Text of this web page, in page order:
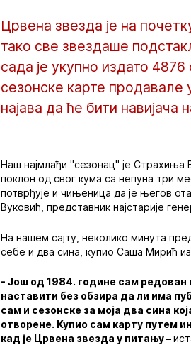
Црвена звезда је на
тако све звездаше
сада је укупно издато
сезонске карте продавале
најава да ће бити навијача
Наш најмлађи "сезонац" је Страхиња
поклон од свог кума са непуна три
потврђује и чињеница да је његов
Вуковић, представник најстарије
На нашем сајту, неколико минута
себе и два сина, купио Саша Мирић
- Још од 1984. године сам редован
наставити без обзира да ли има
сам и сезонске за моја два сина
отворене. Купио сам карту путем
кад је Црвена звезда у питању –